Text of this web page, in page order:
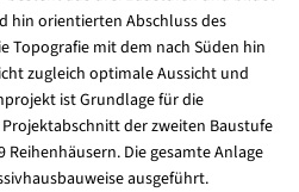
hin orientierten Abschluss des
Topografie mit dem nach Süden hin
zugleich optimale Aussicht und
ist Grundlage für die
der zweiten Baustufe
Die gesamte Anlage
ausgeführt.